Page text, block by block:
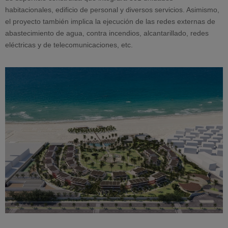
habitacionales, edificio de personal y diversos servicios. Asimismo,
el proyecto también implica la ejecución de las redes externas de
abastecimiento de agua, contra incendios, alcantarillado, redes
eléctricas y de telecomunicaciones, etc.